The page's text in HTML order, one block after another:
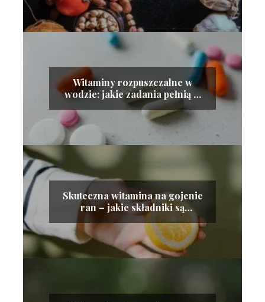
Witaminy rozpuszczalne w
wodzie: jakie zadania pełnią w
organizmie?
Skuteczna witamina na gojenie
ran – jakie składniki są
kluczowe?